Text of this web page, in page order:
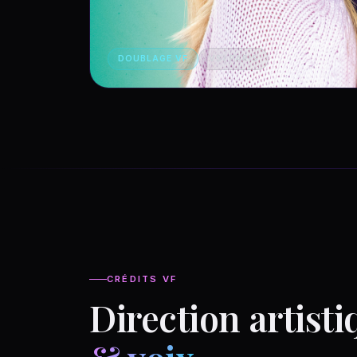
DOUBLAGE VF VSI PARIS
CRÉDITS VF
Direction